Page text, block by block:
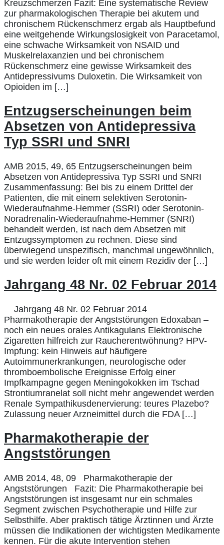
Kreuzschmerzen Fazit: Eine systematische Review
zur pharmakologischen Therapie bei akutem und
chronischem Rückenschmerz ergab als Hauptbefund
eine weitgehende Wirkungslosigkeit von Paracetamol,
eine schwache Wirksamkeit von NSAID und
Muskelrelaxanzien und bei chronischem
Rückenschmerz eine gewisse Wirksamkeit des
Antidepressivums Duloxetin. Die Wirksamkeit von
Opioiden im […]
Entzugserscheinungen beim
Absetzen von Antidepressiva
Typ SSRI und SNRI
AMB 2015, 49, 65 Entzugserscheinungen beim
Absetzen von Antidepressiva Typ SSRI und SNRI
Zusammenfassung: Bei bis zu einem Drittel der
Patienten, die mit einem selektiven Serotonin-
Wiederaufnahme-Hemmer (SSRI) oder Serotonin-
Noradrenalin-Wiederaufnahme-Hemmer (SNRI)
behandelt werden, ist nach dem Absetzen mit
Entzugssymptomen zu rechnen. Diese sind
überwiegend unspezifisch, manchmal ungewöhnlich,
und sie werden leider oft mit einem Rezidiv der […]
Jahrgang 48 Nr. 02 Februar 2014
Jahrgang 48 Nr. 02 Februar 2014
Pharmakotherapie der Angststörungen Edoxaban –
noch ein neues orales Antikagulans Elektronische
Zigaretten hilfreich zur Raucherentwöhnung? HPV-
Impfung: kein Hinweis auf häufigere
Autoimmunerkrankungen, neurologische oder
thromboembolische Ereignisse Erfolg einer
Impfkampagne gegen Meningokokken im Tschad
Strontiumranelat soll nicht mehr angewendet werden
Renale Sympathikusdenervierung: teures Plazebo?
Zulassung neuer Arzneimittel durch die FDA […]
Pharmakotherapie der
Angststörungen
AMB 2014, 48, 09 Pharmakotherapie der
Angststörungen Fazit: Die Pharmakotherapie bei
Angststörungen ist insgesamt nur ein schmales
Segment zwischen Psychotherapie und Hilfe zur
Selbsthilfe. Aber praktisch tätige Ärztinnen und Ärzte
müssen die Indikationen der wichtigsten Medikamente
kennen. Für die akute Intervention stehen